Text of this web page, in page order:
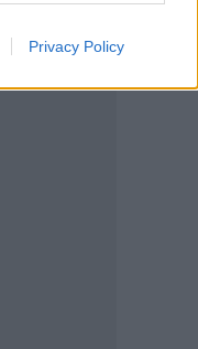
Privacy Policy